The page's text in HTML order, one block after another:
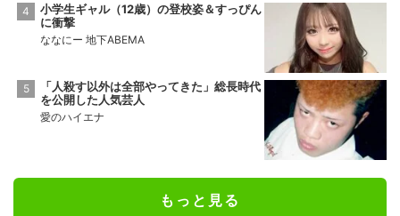
小学生ギャル（12歳）の登校姿＆すっぴん
に衝撃
ななにー 地下ABEMA
「人殺す以外は全部やってきた」総長時代
を公開した人気芸人
愛のハイエナ
もっと見る